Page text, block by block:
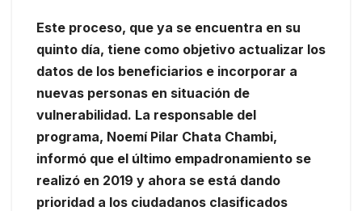
Este proceso, que ya se encuentra en su
quinto día, tiene como objetivo actualizar los
datos de los beneficiarios e incorporar a
nuevas personas en situación de
vulnerabilidad. La responsable del
programa, Noemí Pilar Chata Chambi,
informó que el último empadronamiento se
realizó en 2019 y ahora se está dando
prioridad a los ciudadanos clasificados